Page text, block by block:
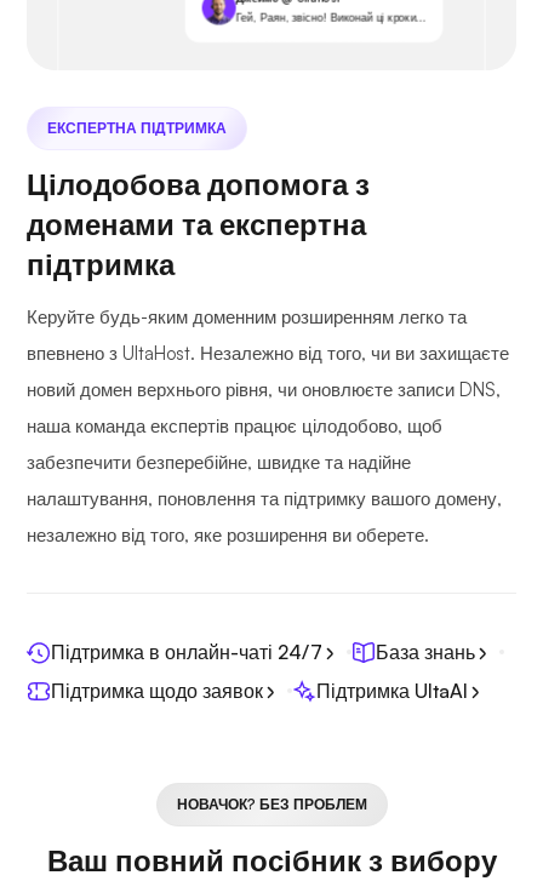
Гей, Раян, звісно! Виконай ці кроки...
ЕКСПЕРТНА ПІДТРИМКА
Цілодобова допомога з
доменами та експертна
підтримка
Керуйте будь-яким доменним розширенням легко та
впевнено з UltaHost. Незалежно від того, чи ви захищаєте
новий домен верхнього рівня, чи оновлюєте записи DNS,
наша команда експертів працює цілодобово, щоб
забезпечити безперебійне, швидке та надійне
налаштування, поновлення та підтримку вашого домену,
незалежно від того, яке розширення ви оберете.
Підтримка в онлайн-чаті 24/7
База знань
Підтримка щодо заявок
Підтримка UltaAI
НОВАЧОК? БЕЗ ПРОБЛЕМ
Ваш повний посібник з вибору